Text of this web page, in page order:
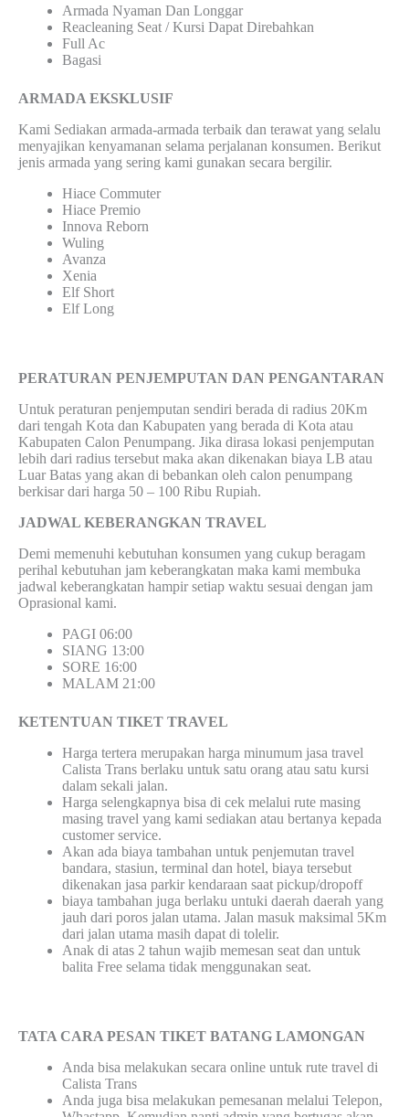
Armada Nyaman Dan Longgar
Reacleaning Seat / Kursi Dapat Direbahkan
Full Ac
Bagasi
ARMADA EKSKLUSIF
Kami Sediakan armada-armada terbaik dan terawat yang selalu
menyajikan kenyamanan selama perjalanan konsumen. Berikut
jenis armada yang sering kami gunakan secara bergilir.
Hiace Commuter
Hiace Premio
Innova Reborn
Wuling
Avanza
Xenia
Elf Short
Elf Long
PERATURAN PENJEMPUTAN DAN PENGANTARAN
Untuk peraturan penjemputan sendiri berada di radius 20Km
dari tengah Kota dan Kabupaten yang berada di Kota atau
Kabupaten Calon Penumpang. Jika dirasa lokasi penjemputan
lebih dari radius tersebut maka akan dikenakan biaya LB atau
Luar Batas yang akan di bebankan oleh calon penumpang
berkisar dari harga 50 – 100 Ribu Rupiah.
JADWAL KEBERANGKAN TRAVEL
Demi memenuhi kebutuhan konsumen yang cukup beragam
perihal kebutuhan jam keberangkatan maka kami membuka
jadwal keberangkatan hampir setiap waktu sesuai dengan jam
Oprasional kami.
PAGI 06:00
SIANG 13:00
SORE 16:00
MALAM 21:00
KETENTUAN TIKET TRAVEL
Harga tertera merupakan harga minumum jasa travel
Calista Trans berlaku untuk satu orang atau satu kursi
dalam sekali jalan.
Harga selengkapnya bisa di cek melalui rute masing
masing travel yang kami sediakan atau bertanya kepada
customer service.
Akan ada biaya tambahan untuk penjemutan travel
bandara, stasiun, terminal dan hotel, biaya tersebut
dikenakan jasa parkir kendaraan saat pickup/dropoff
biaya tambahan juga berlaku untuki daerah daerah yang
jauh dari poros jalan utama. Jalan masuk maksimal 5Km
dari jalan utama masih dapat di tolelir.
Anak di atas 2 tahun wajib memesan seat dan untuk
balita Free selama tidak menggunakan seat.
TATA CARA PESAN TIKET BATANG LAMONGAN
Anda bisa melakukan secara online untuk rute travel di
Calista Trans
Anda juga bisa melakukan pemesanan melalui Telepon,